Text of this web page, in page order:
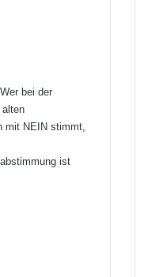
bei der
mit NEIN stimmt,
ist